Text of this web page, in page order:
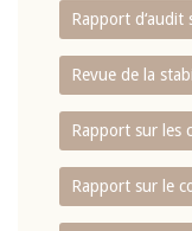
Rapport d‘audit
Revue de la
Rapport sur les
Rapport sur le